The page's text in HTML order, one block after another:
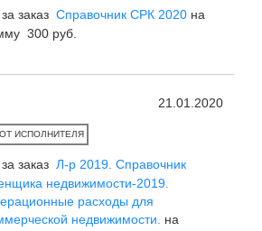
за заказ Справочник СРК 2020 на
300 руб.
21.01.2020
ИСПОЛНИТЕЛЯ
за заказ Л-р 2019. Справочник
недвижимости-2019.
расходы для
недвижимости.
на